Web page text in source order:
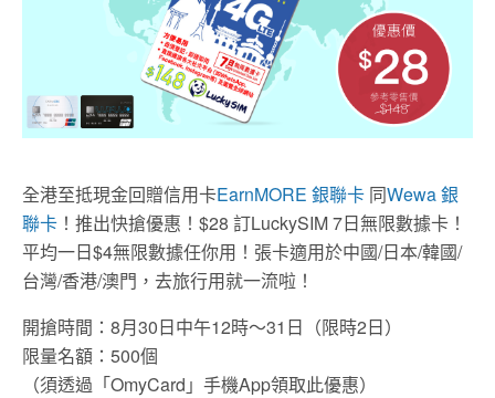
全港至抵現金回贈信用卡EarnMORE 銀聯卡 同Wewa 銀
聯卡 ！推出快搶優惠！$28 訂LuckySIM 7日無限數據卡！
平均一日$4無限數據任你用！張卡適用於中國/日本/韓國/
台灣/香港/澳門，去旅行用就一流啦！
開搶時間：8月30日中午12時～31日（限時2日）
限量名額：500個
（須透過「OmyCard」手機App領取此優惠）